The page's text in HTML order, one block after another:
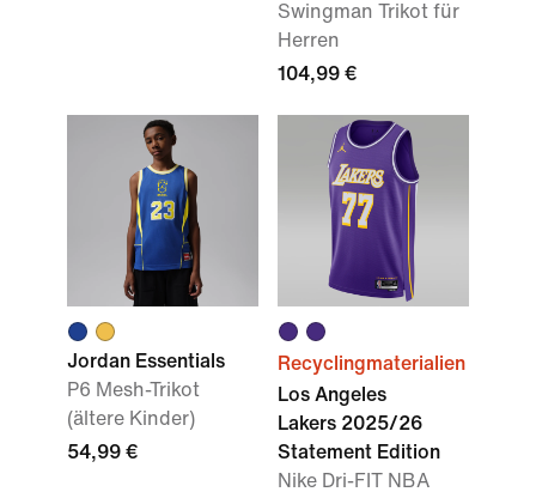
Swingman Trikot für
Herren
104,99 €
Jordan Essentials
P6 Mesh-Trikot
(ältere Kinder)
54,99 €
Recyclingmaterialien
Los Angeles
Lakers 2025/26
Statement Edition
Nike Dri-FIT NBA